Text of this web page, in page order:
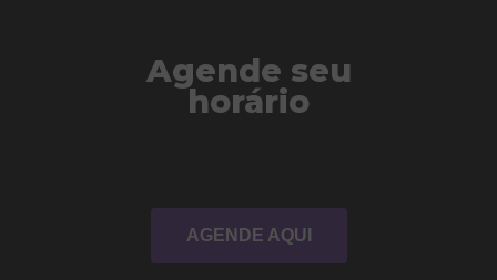
Agende seu
horário
AGENDE AQUI